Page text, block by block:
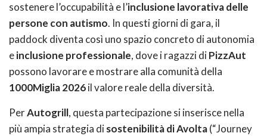
sostenere l’occupabilità e l’inclusione lavorativa delle
persone con autismo. In questi giorni di gara, il
paddock diventa così uno spazio concreto di autonomia
einclusione professionale, dove i ragazzi diPizzAut
possono lavorare e mostrare alla comunità della
1000Miglia 2026il valore reale della diversità.
PerAutogrill, questa partecipazione si inserisce nella
più ampia strategia disostenibilità di Avolta(“Journey